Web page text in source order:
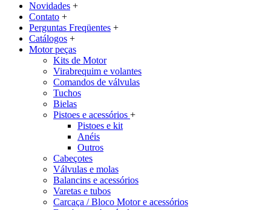
Novidades +
Contato +
Perguntas Freqüentes +
Catálogos +
Motor peças
Kits de Motor
Virabrequim e volantes
Comandos de válvulas
Tuchos
Bielas
Pistoes e acessórios +
Pistoes e kit
Anéis
Outros
Cabeçotes
Válvulas e molas
Balancins e acessórios
Varetas e tubos
Carcaça / Bloco Motor e acessórios